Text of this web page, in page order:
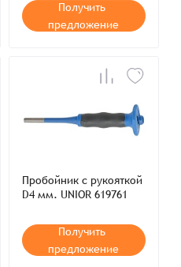
Получить
предложение
Пробойник с рукояткой
D4 мм. UNIOR 619761
Получить
предложение